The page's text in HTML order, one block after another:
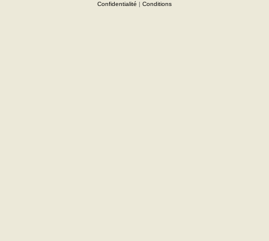
Confidentialité | Conditions